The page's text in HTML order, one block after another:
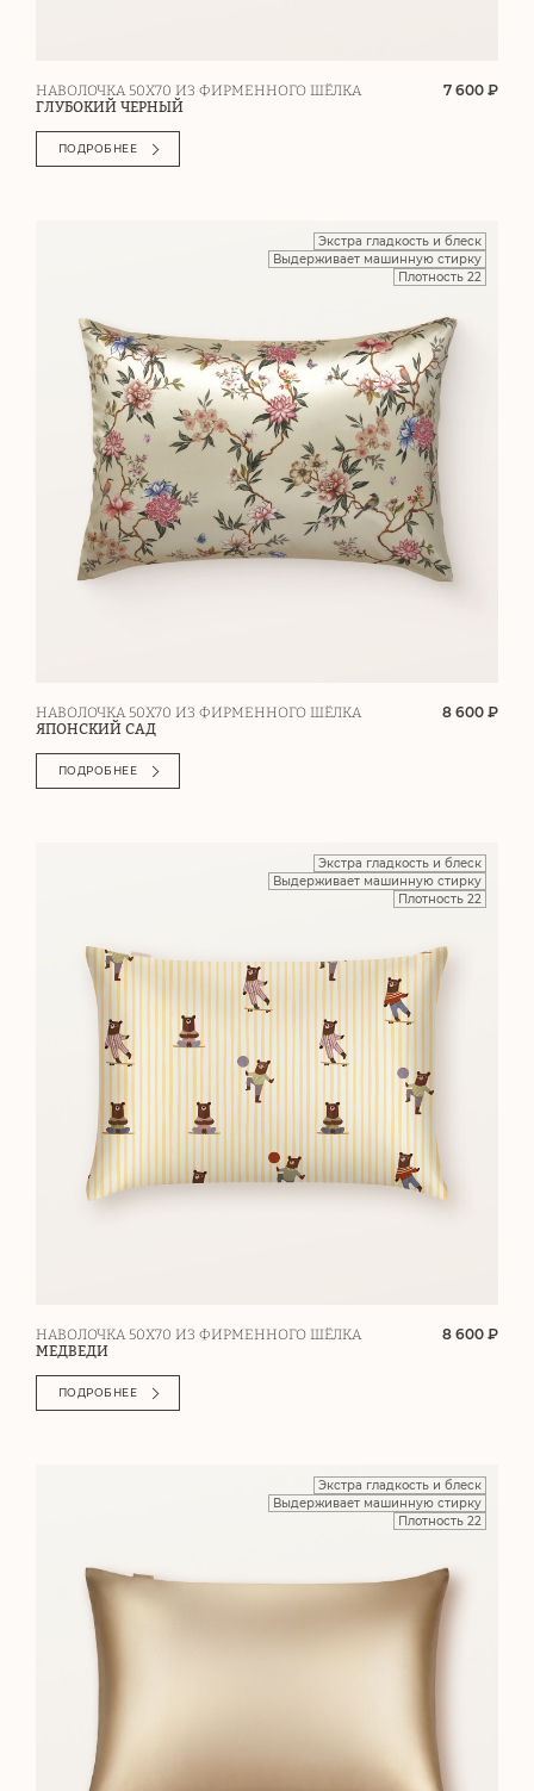
НАВОЛОЧКА 50Х70 ИЗ ФИРМЕННОГО ШЁЛКА
ГЛУБОКИЙ ЧЕРНЫЙ
7 600 ₽
ПОДРОБНЕЕ
Экстра гладкость и блеск
Выдерживает машинную стирку
Плотность 22
НАВОЛОЧКА 50Х70 ИЗ ФИРМЕННОГО ШЁЛКА
ЯПОНСКИЙ САД
8 600 ₽
ПОДРОБНЕЕ
Экстра гладкость и блеск
Выдерживает машинную стирку
Плотность 22
НАВОЛОЧКА 50Х70 ИЗ ФИРМЕННОГО ШЁЛКА
МЕДВЕДИ
8 600 ₽
ПОДРОБНЕЕ
Экстра гладкость и блеск
Выдерживает машинную стирку
Плотность 22